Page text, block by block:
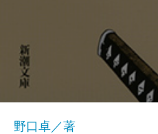
野口卓／著